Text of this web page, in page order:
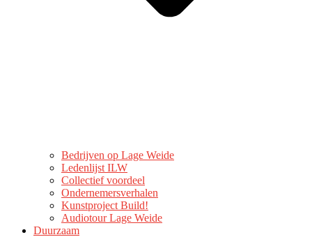
Bedrijven op Lage Weide
Ledenlijst ILW
Collectief voordeel
Ondernemersverhalen
Kunstproject Build!
Audiotour Lage Weide
Duurzaam